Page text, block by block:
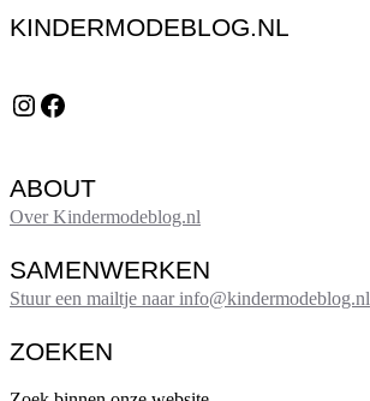
KINDERMODEBLOG.NL
Instagram Facebook
ABOUT
Over Kindermodeblog.nl
SAMENWERKEN
Stuur een mailtje naar info@kindermodeblog.nl
ZOEKEN